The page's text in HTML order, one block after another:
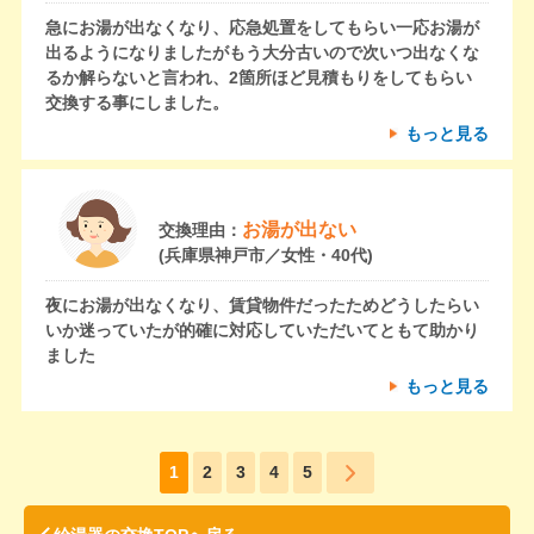
急にお湯が出なくなり、応急処置をしてもらい一応お湯が
出るようになりましたがもう大分古いので次いつ出なくな
るか解らないと言われ、2箇所ほど見積もりをしてもらい
交換する事にしました。
もっと見る
交換理由： お湯が出ない
(兵庫県神戸市／女性・40代)
夜にお湯が出なくなり、賃貸物件だったためどうしたらい
いか迷っていたが的確に対応していただいてともて助かり
ました
もっと見る
1 2 3 4 5